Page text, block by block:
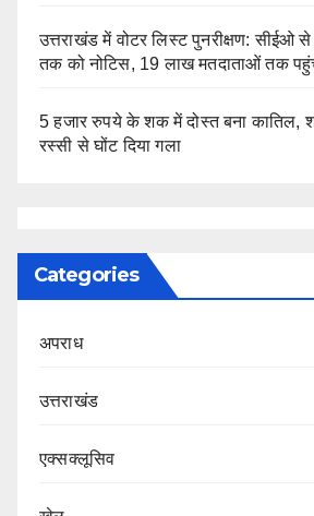
उत्तराखंड में वोटर लिस्ट पुनरीक्षण: सीईओ
तक को नोटिस, 19 लाख मतदाताओं तक
5 हजार रुपये के शक में दोस्त बना कातिल,
रस्सी से घोंट दिया गला
Categories
अपराध
उत्तराखंड
एक्सक्लूसिव